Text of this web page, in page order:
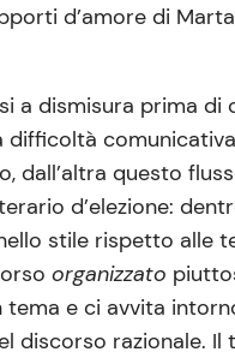
d’amore di
a dismisura prima di
questo
d’elezione:
stile rispetto alle
organizzato
e ci avvita
discorso razionale.